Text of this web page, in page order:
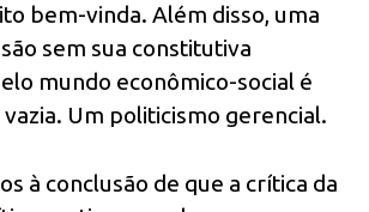
bem-vinda. Além disso, uma
sem sua constitutiva
mundo econômico-social é
Um politicismo gerencial.
à conclusão de que a crítica da